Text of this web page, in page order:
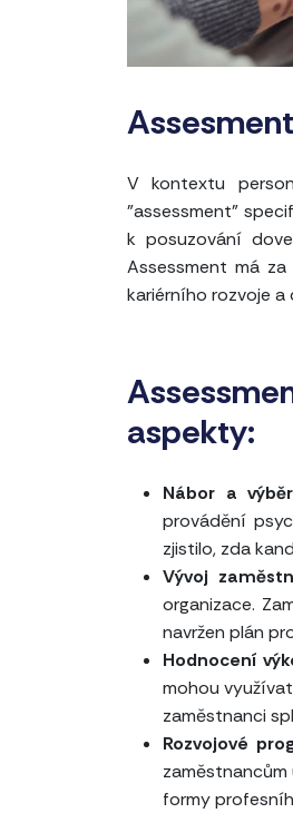
V kontextu
"assessment"
k posuzování
Assessment má
kariérního rozvoje
aspekty:
Nábor a
provádění
zjistilo, zda
Vývoj
organizace.
navržen plán
Hodnocení
mohou
zaměstnanci
Rozvojové
formy